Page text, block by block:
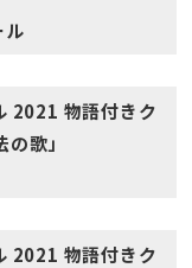
2021 物語付きク
歌」
2021 物語付きク